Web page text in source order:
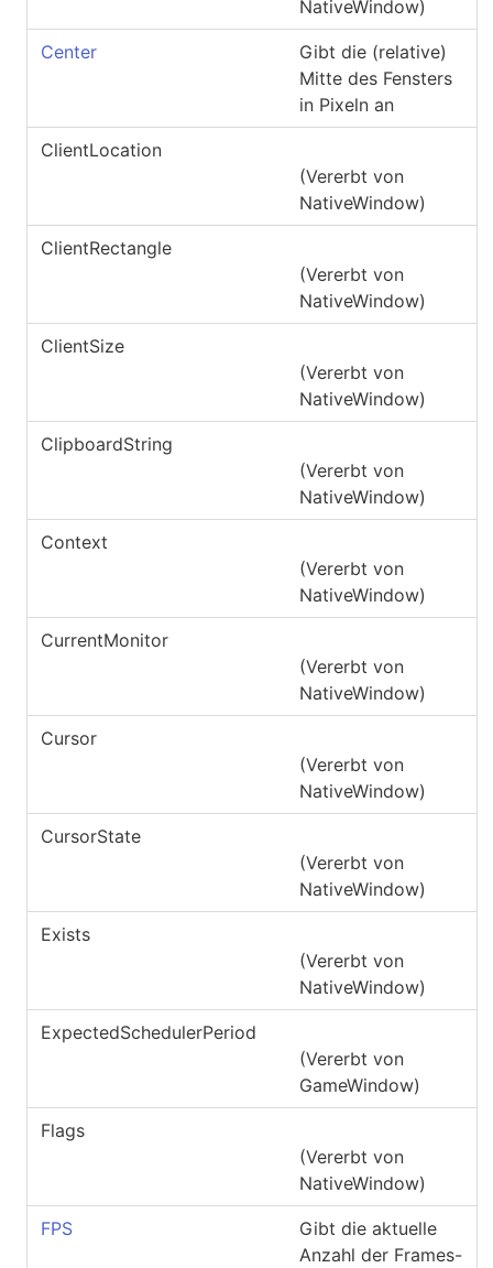
NativeWindow)
Center
Gibt die (relative)
Mitte des Fensters
in Pixeln an
ClientLocation
(Vererbt von
NativeWindow)
ClientRectangle
(Vererbt von
NativeWindow)
ClientSize
(Vererbt von
NativeWindow)
ClipboardString
(Vererbt von
NativeWindow)
Context
(Vererbt von
NativeWindow)
CurrentMonitor
(Vererbt von
NativeWindow)
Cursor
(Vererbt von
NativeWindow)
CursorState
(Vererbt von
NativeWindow)
Exists
(Vererbt von
NativeWindow)
ExpectedSchedulerPeriod
(Vererbt von
GameWindow)
Flags
(Vererbt von
NativeWindow)
FPS
Gibt die aktuelle
Anzahl der Frames-